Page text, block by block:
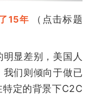
15年
（点击标题
显差别，美国人
们则倾向于做已
定的背景下C2C